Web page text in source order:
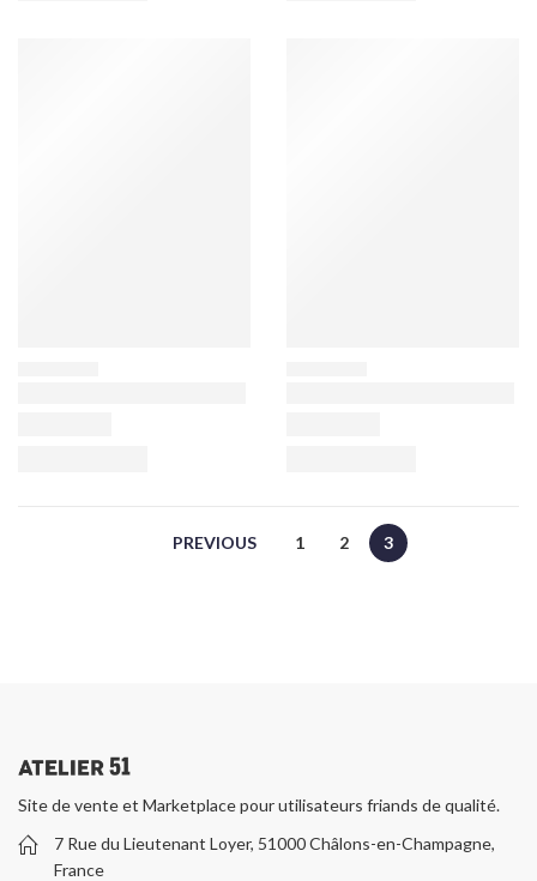
PREVIOUS 1 2 3
Site de vente et Marketplace pour utilisateurs friands de qualité.
7 Rue du Lieutenant Loyer, 51000 Châlons-en-Champagne,
France